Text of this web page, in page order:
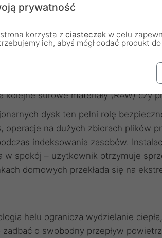
w nowoczesnych centrach
dla profesjonalistów
serwerowych, coraz częściej gości w
Współczesne desktopy służące do
fotografii wymagają przestrzeni,
DC HC555 14TB to idealny
surowe materiały (RAW) czy
dysk ten pełni rolę
na dużych zbiorach plików
indeksowania zasobów.
spokój – użytkownik otrzymuje
domowych przekłada się na
helu ogranicza wydzielanie
o swobodny przepływ
prywatność
korzysta z ciasteczek w celu
ich, abyś mógł dodać produkt